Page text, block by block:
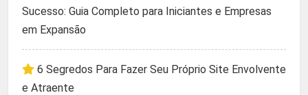
Sucesso: Guia Completo para Iniciantes e Empresas
em Expansão
6 Segredos Para Fazer Seu Próprio Site Envolvente
e Atraente